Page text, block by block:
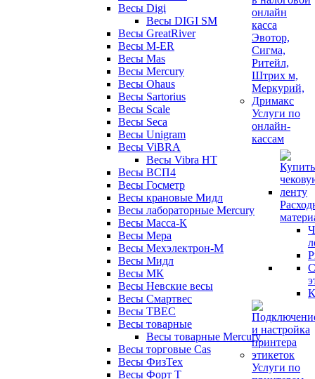
Весы Digi
Весы DIGI SM
Весы GreatRiver
Весы M-ER
Весы Mas
Весы Mercury
Весы Ohaus
Весы Sartorius
Весы Scale
Весы Seca
Весы Unigram
Весы ViBRA
Весы Vibra HT
Весы ВСП4
Весы Госметр
Весы крановые Мидл
Весы лабораторные Mercury
Весы Масса-К
Весы Мера
Весы Мехэлектрон-М
Весы Мидл
Весы МК
Весы Невские весы
Весы Смартвес
Весы ТВЕС
Весы товарные
Весы товарные Mercury
Весы торговые Cas
Весы ФизТех
Весы Форт Т
Услуги по
онлайн-
кассам
Услуги по